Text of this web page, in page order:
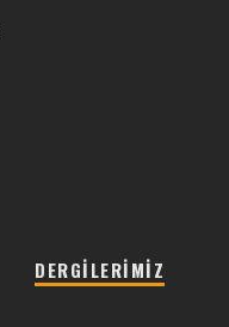
DERGILERIMIZ